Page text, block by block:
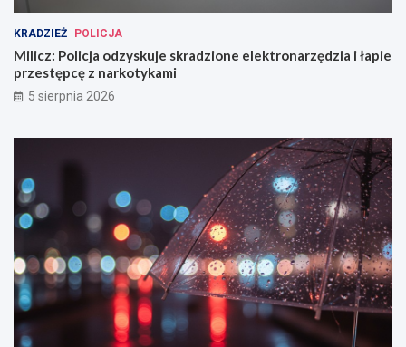
KRADZIEŻ POLICJA
Milicz: Policja odzyskuje skradzione elektronarzędzia i łapie
przestępcę z narkotykami
5 sierpnia 2026